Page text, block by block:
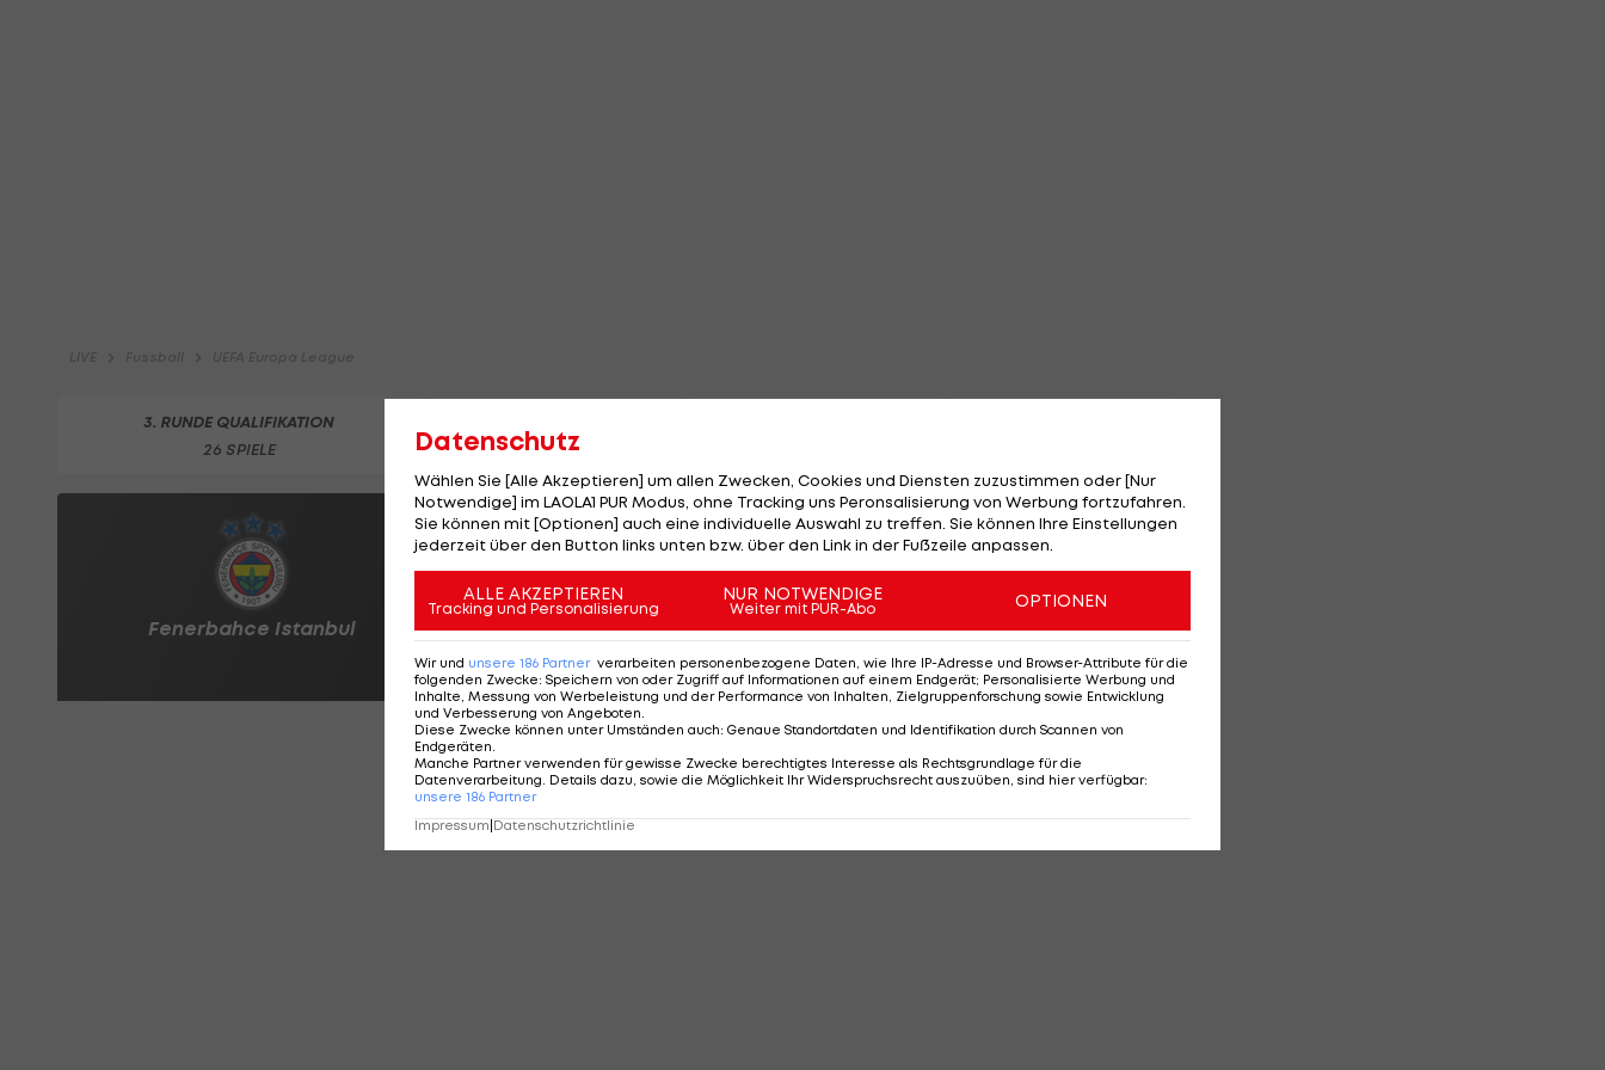
Datenschutz
Wählen Sie [Alle Akzeptieren] um allen Zwecken, Cookies und Diensten zuzustimmen oder [Nur
Notwendige] im LAOLA1 PUR Modus, ohne Tracking uns Peronsalisierung von Werbung fortzufahren.
Sie können mit [Optionen] auch eine individuelle Auswahl zu treffen. Sie können Ihre Einstellungen
jederzeit über den Button links unten bzw. über den Link in der Fußzeile anpassen.
ALLE AKZEPTIEREN
Tracking und Personalisierung
NUR NOTWENDIGE
Weiter mit PUR-Abo OPTIONEN
Wir und unsere 186 Partner verarbeiten personenbezogene Daten, wie Ihre IP-Adresse und Browser-Attribute für die
folgenden Zwecke: Speichern von oder Zugriff auf Informationen auf einem Endgerät; Personalisierte Werbung und
Inhalte, Messung von Werbeleistung und der Performance von Inhalten, Zielgruppenforschung sowie Entwicklung
und Verbesserung von Angeboten
Diese Zwecke können unter Umständen auch: Genaue Standortdaten und Identifikation durch Scannen von
Endgeräten
Manche Partner verwenden für gewisse Zwecke berechtigtes Interesse als Rechtsgrundlage für die
Datenverarbeitung. Details dazu, sowie die Möglichkeit Ihr Widerspruchsrecht auszuüben, sind hier verfügbar:
unsere 186 Partner
Impressum|Datenschutzrichtlinie